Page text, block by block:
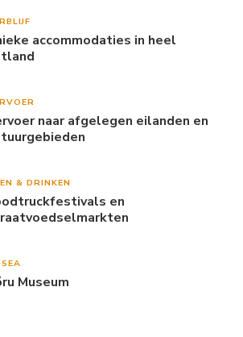
accommodaties in heel
naar afgelegen eilanden en
& DRINKEN
en
Museum